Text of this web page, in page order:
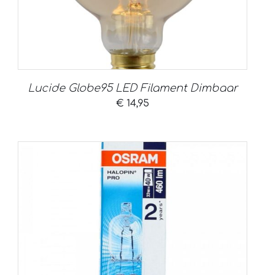
Lucide Globe95 LED Filament Dimbaar
€ 14,95